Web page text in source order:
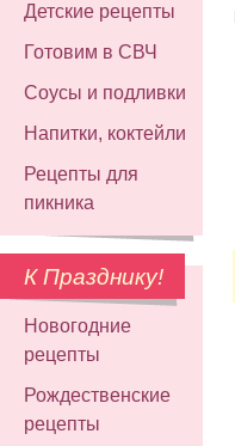
Детские рецепты
Готовим в СВЧ
Соусы и подливки
Напитки, коктейли
Рецепты для
пикника
К Празднику!
Новогодние
рецепты
Рождественские
рецепты